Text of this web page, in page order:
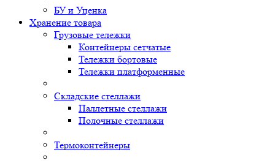
БУ и Уценка
Хранение товара
Грузовые тележки
Контейнеры сетчатые
Тележки бортовые
Тележки платформенные
Складские стеллажи
Паллетные стеллажи
Полочные стеллажи
Термоконтейнеры